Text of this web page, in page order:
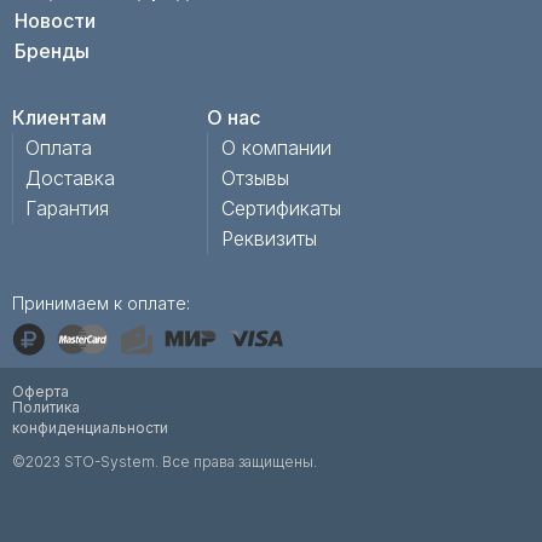
Новости
Бренды
Клиентам
Оплата
Доставка
Гарантия
О нас
О компании
Отзывы
Сертификаты
Реквизиты
Принимаем к оплате:
©2023 STO-System. Все права защищены.
Политика
конфиденциальности
Оферта